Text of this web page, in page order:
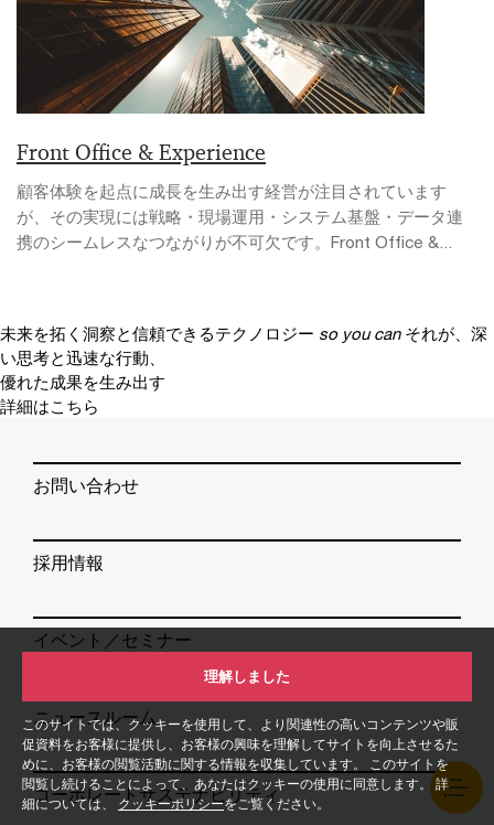
このサイトでは、クッキーを使用して、より関連性の高いコンテンツや販
促資料をお客様に提供し、お客様の興味を理解してサイトを向上させるた
めに、お客様の閲覧活動に関する情報を収集しています。 このサイトを
閲覧し続けることによって、あなたはクッキーの使用に同意します。 詳
細については、 クッキーポリシーをご覧ください。
理解しました
Front Office & Experience
顧客体験を起点に成長を生み出す経営が注目されています
が、その実現には戦略・現場運用・システム基盤・データ連
携のシームレスなつながりが不可欠です。Front Office &...
未来を拓く洞察と信頼できるテクノロジー so you can それが、深
い思考と迅速な行動、
優れた成果を生み出す
詳細はこちら
お問い合わせ
採用情報
イベント／セミナー
ニュースルーム
コーポレートサステナビリティ